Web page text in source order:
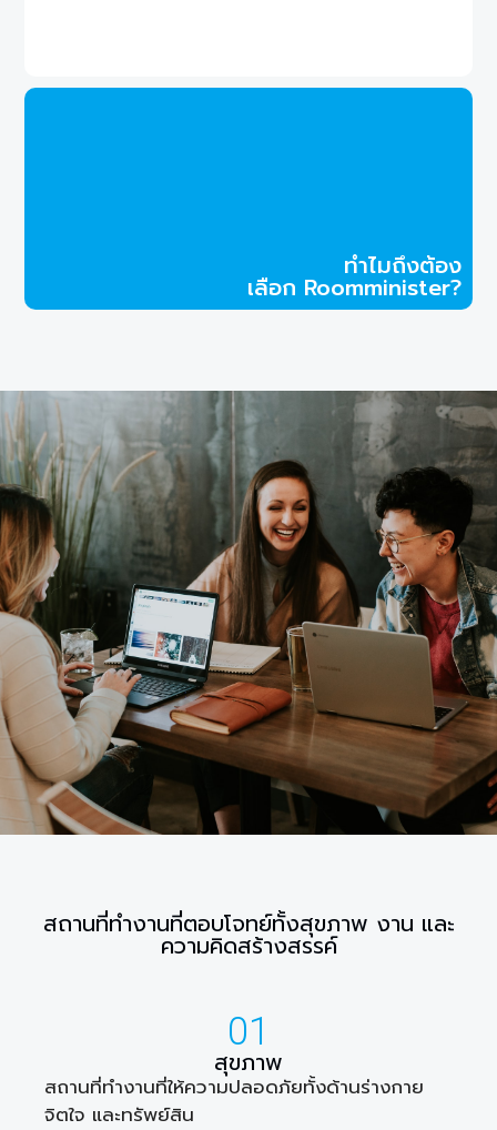
ทำไมถึงต้อง
เลือก Roomminister?
สถานที่ทำงานที่ตอบโจทย์ทั้งสุขภาพ งาน และ
ความคิดสร้างสรรค์
01
สุขภาพ
สถานที่ทำงานที่ให้ความปลอดภัยทั้งด้านร่างกาย
จิตใจ และทรัพย์สิน